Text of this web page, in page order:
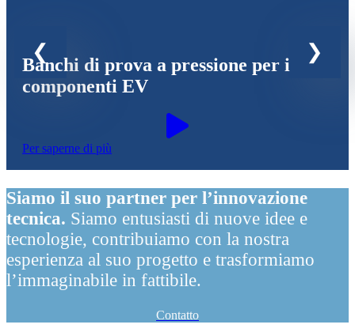
Banchi di prova a pressione per i
componenti EV
Per saperne di più
Siamo il suo partner per l’innovazione
tecnica. Siamo entusiasti di nuove idee e
tecnologie, contribuiamo con la nostra
esperienza al suo progetto e trasformiamo
l’immaginabile in fattibile.
Contatto